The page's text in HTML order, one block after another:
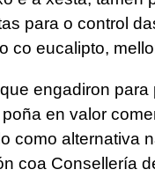
para o control
co eucalipto,
engadiron
en valor
como alternativa
coa Consellería